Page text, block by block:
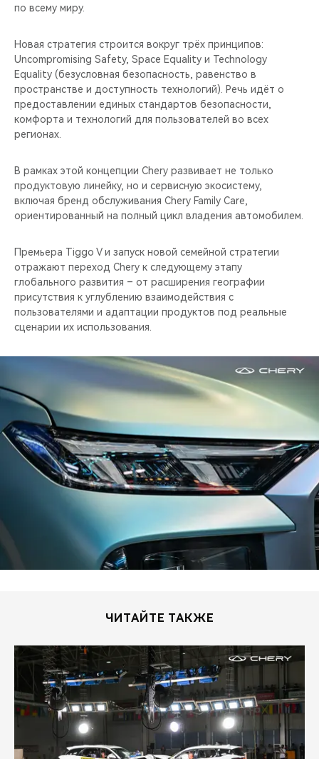
по всему миру.
Новая стратегия строится вокруг трёх принципов:
Uncompromising Safety, Space Equality и Technology
Equality (безусловная безопасность, равенство в
пространстве и доступность технологий). Речь идёт о
предоставлении единых стандартов безопасности,
комфорта и технологий для пользователей во всех
регионах.
В рамках этой концепции Chery развивает не только
продуктовую линейку, но и сервисную экосистему,
включая бренд обслуживания Chery Family Care,
ориентированный на полный цикл владения автомобилем.
Премьера Tiggo V и запуск новой семейной стратегии
отражают переход Chery к следующему этапу
глобального развития – от расширения географии
присутствия к углублению взаимодействия с
пользователями и адаптации продуктов под реальные
сценарии их использования.
ЧИТАЙТЕ ТАКЖЕ